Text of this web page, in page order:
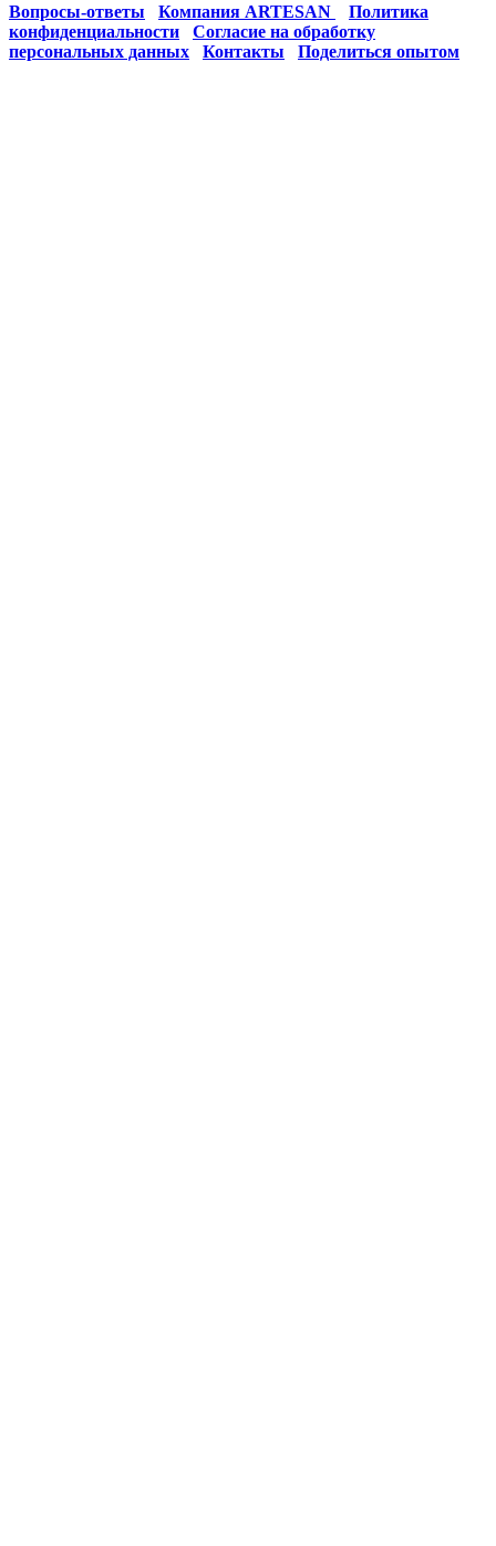
Вопросы-ответы Компания ARTESAN
Политика
конфиденциальности
Согласие на обработку
персональных данных
Контакты Поделиться опытом